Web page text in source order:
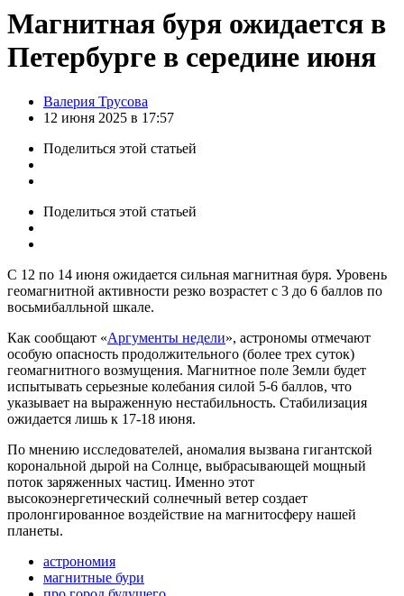
Магнитная буря ожидается в
Петербурге в середине июня
Posted
by
Валерия Трусова
12 июня 2025 в 17:57
Поделиться этой статьей
Поделиться этой статьей
С 12 по 14 июня ожидается сильная магнитная буря. Уровень
геомагнитной активности резко возрастет с 3 до 6 баллов по
восьмибалльной шкале.
Как сообщают «Аргументы недели», астрономы отмечают
особую опасность продолжительного (более трех суток)
геомагнитного возмущения. Магнитное поле Земли будет
испытывать серьезные колебания силой 5-6 баллов, что
указывает на выраженную нестабильность. Стабилизация
ожидается лишь к 17-18 июня.
По мнению исследователей, аномалия вызвана гигантской
корональной дырой на Солнце, выбрасывающей мощный
поток заряженных частиц. Именно этот
высокоэнергетический солнечный ветер создает
пролонгированное воздействие на магнитосферу нашей
планеты.
астрономия
магнитные бури